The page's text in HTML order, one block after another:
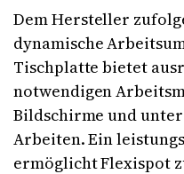
Dem Hersteller
dynamische
Tischplatte bietet
notwendigen
Bildschirme und
Arbeiten. Ein
ermöglicht Flexispot